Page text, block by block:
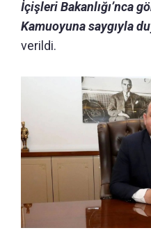
İçişleri Bakanlığı’nca
Kamuoyuna saygıyla
verildi.